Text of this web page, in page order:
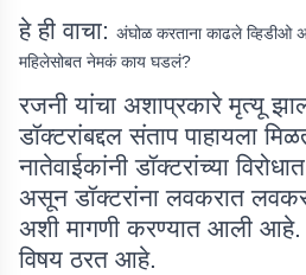
हे ही वाचा: अंघोळ करताना काढले व्हिडीओ
महिलेसोबत नेमकं काय घडलं?
रजनी यांचा अशाप्रकारे मृत्यू
डॉक्टरांबद्दल संताप पाहायला
नातेवाईकांनी डॉक्टरांच्या
असून डॉक्टरांना लवकरात
अशी मागणी करण्यात आली आहे.
विषय ठरत आहे.